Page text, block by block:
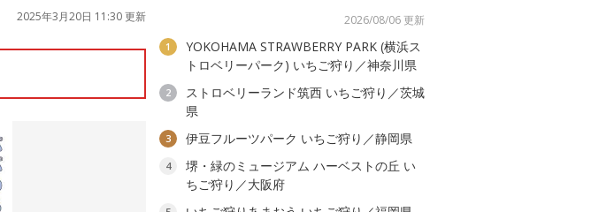
2025年3月20日 11:30 更新 2026/08/06 更新
1
YOKOHAMA STRAWBERRY PARK (横浜ス
トロベリーパーク) いちご狩り／神奈川県
2
ストロベリーランド筑西 いちご狩り／茨城
県
3 伊豆フルーツパーク いちご狩り／静岡県
4
堺・緑のミュージアム ハーベストの丘 い
ちご狩り／大阪府